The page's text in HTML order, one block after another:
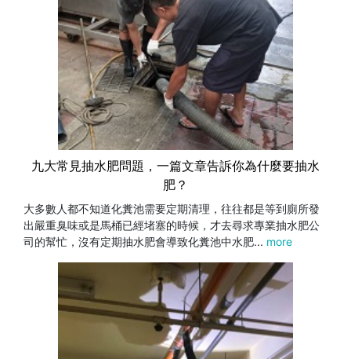
九大常見抽水肥問題，一篇文章告訴你為什麼要抽水
肥？
大多數人都不知道化糞池需要定期清理，往往都是等到廁所發
出嚴重臭味或是馬桶已經堵塞的時候，才去尋求專業抽水肥公
司的幫忙，沒有定期抽水肥會導致化糞池中水肥... more